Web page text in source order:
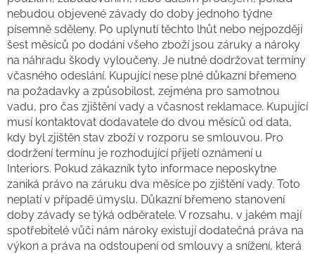
nebudou objevené závady do doby jednoho týdne
písemně sděleny. Po uplynutí těchto lhůt nebo nejpozději
šest měsíců po dodání všeho zboží jsou záruky a nároky
na náhradu škody vyloučeny. Je nutné dodržovat termíny
včasného odeslání. Kupující nese plné důkazní břemeno
na požadavky a způsobilost, zejména pro samotnou
vadu, pro čas zjištění vady a včasnost reklamace. Kupující
musí kontaktovat dodavatele do dvou měsíců od data,
kdy byl zjištěn stav zboží v rozporu se smlouvou. Pro
dodržení termínu je rozhodující přijetí oznámení u
Interiors. Pokud zákazník tyto informace neposkytne
zaniká právo na záruku dva měsíce po zjištění vady. Toto
neplatí v případě úmyslu. Důkazní břemeno stanovení
doby závady se týká odběratele. V rozsahu, v jakém mají
spotřebitelé vůči nám nároky existují dodatečná práva na
výkon a práva na odstoupení od smlouvy a snížení, která